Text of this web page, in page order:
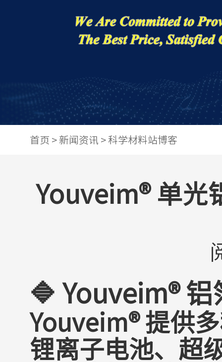
首页 > 新闻资讯 > 科学材料站博客
Youveim® 单光
🔷 Youveim®
Youveim® 提供
锂离子电池、超